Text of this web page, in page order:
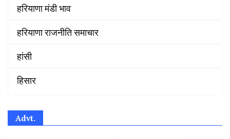
हरियाणा मंडी भाव
हरियाणा राजनीति समाचार
हांसी
हिसार
Advt.